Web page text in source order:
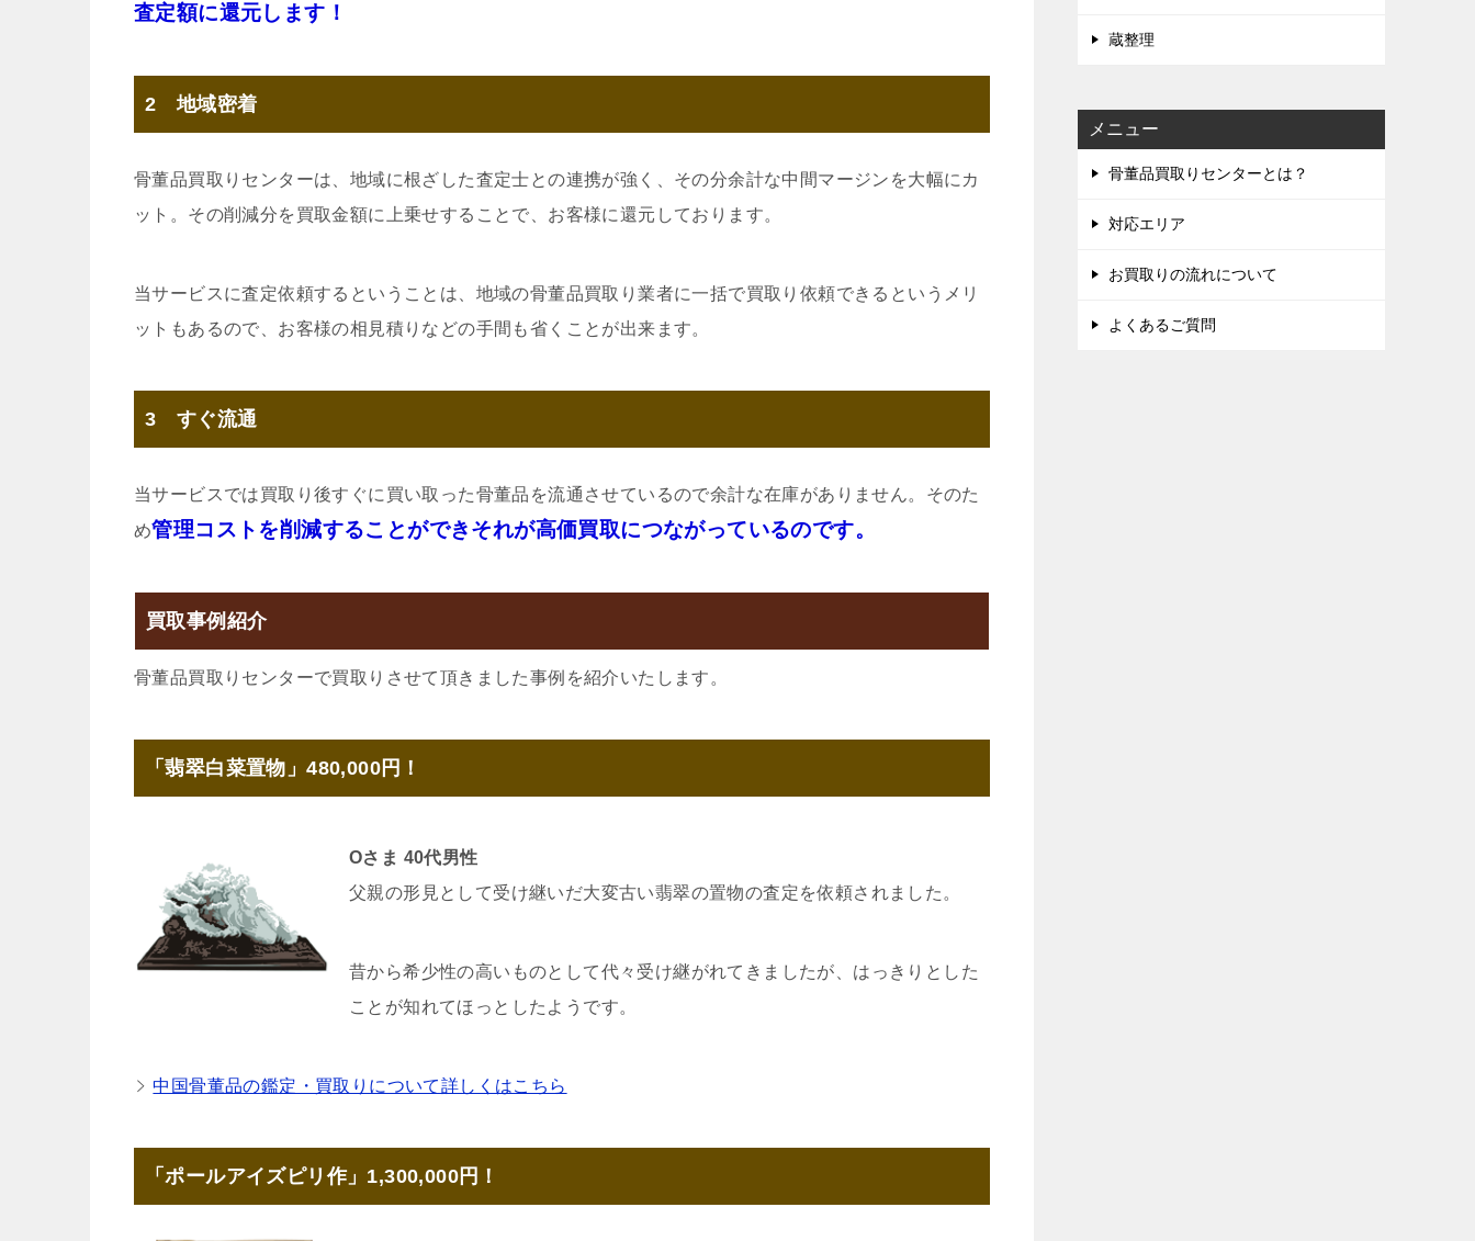
査定額に還元します！
2 地域密着
骨董品買取りセンターは、地域に根ざした査定士との連携が強く、その分余計な中間マージンを大幅にカ
ット。その削減分を買取金額に上乗せすることで、お客様に還元しております。
当サービスに査定依頼するということは、地域の骨董品買取り業者に一括で買取り依頼できるというメリ
ットもあるので、お客様の相見積りなどの手間も省くことが出来ます。
3 すぐ流通
当サービスでは買取り後すぐに買い取った骨董品を流通させているので余計な在庫がありません。そのた
め管理コストを削減することができそれが高価買取につながっているのです。
買取事例紹介
骨董品買取りセンターで買取りさせて頂きました事例を紹介いたします。
「翡翠白菜置物」480,000円！
Oさま 40代男性
父親の形見として受け継いだ大変古い翡翠の置物の査定を依頼されました。
昔から希少性の高いものとして代々受け継がれてきましたが、はっきりとした
ことが知れてほっとしたようです。
中国骨董品の鑑定・買取りについて詳しくはこちら
「ポールアイズピリ作」1,300,000円！
蔵整理
メニュー
骨董品買取りセンターとは？
対応エリア
お買取りの流れについて
よくあるご質問